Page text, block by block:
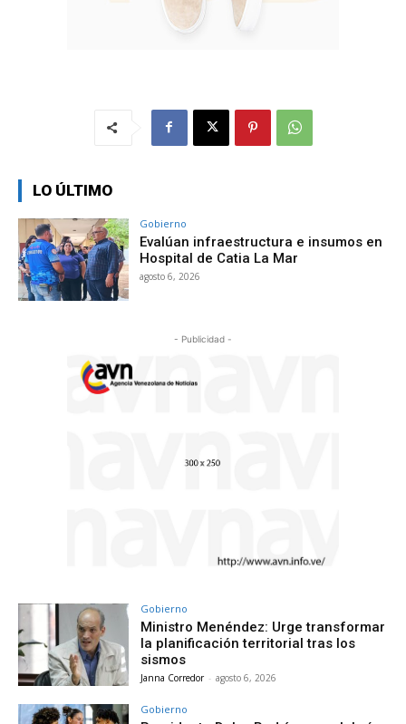
LO ÚLTIMO
Gobierno
Evalúan infraestructura e insumos en
Hospital de Catia La Mar
agosto 6, 2026
- Publicidad -
Gobierno
Ministro Menéndez: Urge transformar
la planificación territorial tras los
sismos
Janna Corredor - agosto 6, 2026
Gobierno